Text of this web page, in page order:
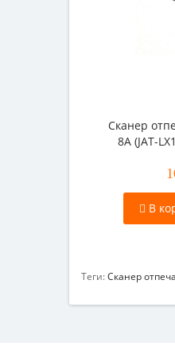
Сканер
8A (JAT-
В
Теги:Сканер